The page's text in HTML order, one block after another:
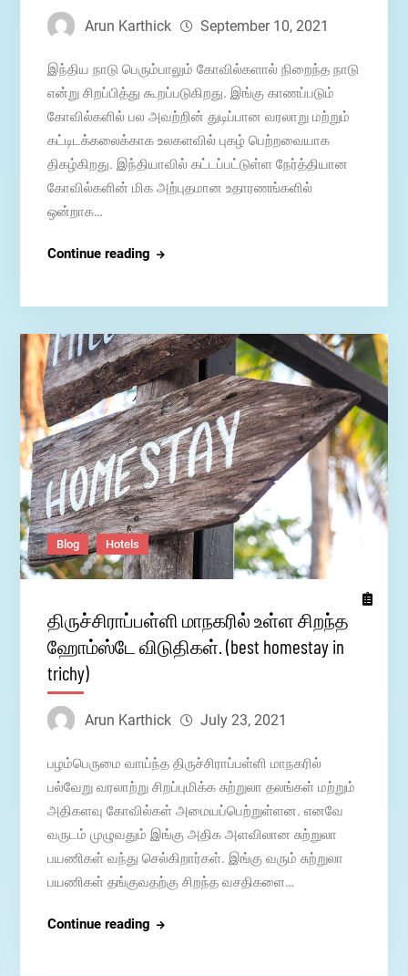
Arun Karthick September 10, 2021
இந்திய நாடு பெரும்பாலும் கோவில்களால் நிறைந்த நாடு
என்று சிறப்பித்து கூறப்படுகிறது. இங்கு காணப்படும்
கோவில்களில் பல அவற்றின் துடிப்பான வரலாறு மற்றும்
கட்டிடக்கலைக்காக உலகளவில் புகழ் பெற்றவையாக
திகழ்கிறது. இந்தியாவில் கட்டப்பட்டுள்ள நேர்த்தியான
கோவில்களின் மிக அற்புதமான உதாரணங்களில்
ஒன்றாக…
Continue readingஸ்ரீரங்கம்
Blog Hotels
திருச்சிராப்பள்ளி மாநகரில் உள்ள சிறந்த
ஹோம்ஸ்டே விடுதிகள். (best homestay in
trichy)
Arun Karthick July 23, 2021
பழம்பெருமை வாய்ந்த திருச்சிராப்பள்ளி மாநகரில்
பல்வேறு வரலாற்று சிறப்புமிக்க சுற்றுலா தலங்கள் மற்றும்
அதிகளவு கோவில்கள் அமையப்பெற்றுள்ளன. எனவே
வருடம் முழுவதும் இங்கு அதிக அளவிலான சுற்றுலா
பயணிகள் வந்து செல்கிறார்கள். இங்கு வரும் சுற்றுலா
பயணிகள் தங்குவதற்கு சிறந்த வசதிகளை…
Continue readingதிருச்சிராப்பள்ளி